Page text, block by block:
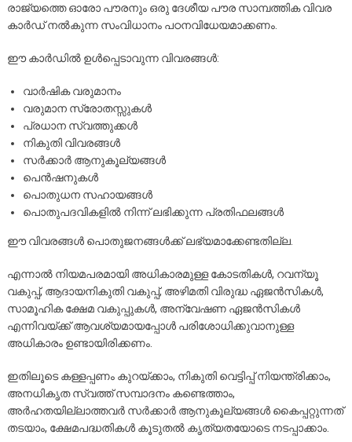
രാജ്യത്തെ ഓരോ പൗരനും ഒരു ദേശീയ പൗര സാമ്പത്തിക വിവര
കാർഡ് നൽകുന്ന സംവിധാനം പഠനവിധേയമാക്കണം.
ഈ കാർഡിൽ ഉൾപ്പെടാവുന്ന വിവരങ്ങൾ:
വാർഷിക വരുമാനം
വരുമാന സ്രോതസ്സുകൾ
പ്രധാന സ്വത്തുക്കൾ
നികുതി വിവരങ്ങൾ
സർക്കാർ ആനുകൂല്യങ്ങൾ
പെൻഷനുകൾ
പൊതുധന സഹായങ്ങൾ
പൊതുപദവികളിൽ നിന്ന് ലഭിക്കുന്ന പ്രതിഫലങ്ങൾ
ഈ വിവരങ്ങൾ പൊതുജനങ്ങൾക്ക് ലഭ്യമാക്കേണ്ടതില്ല.
എന്നാൽ നിയമപരമായി അധികാരമുള്ള കോടതികൾ, റവന്യൂ
വകുപ്പ്, ആദായനികുതി വകുപ്പ്, അഴിമതി വിരുദ്ധ ഏജൻസികൾ,
സാമൂഹിക ക്ഷേമ വകുപ്പുകൾ, അന്വേഷണ ഏജൻസികൾ
എന്നിവയ്ക്ക് ആവശ്യമായപ്പോൾ പരിശോധിക്കുവാനുള്ള
അധികാരം ഉണ്ടായിരിക്കണം.
ഇതിലൂടെ കള്ളപ്പണം കുറയ്ക്കാം, നികുതി വെട്ടിപ്പ് നിയന്ത്രിക്കാം,
അനധികൃത സ്വത്ത് സമ്പാദനം കണ്ടെത്താം,
അർഹതയില്ലാത്തവർ സർക്കാർ ആനുകൂല്യങ്ങൾ കൈപ്പറ്റുന്നത്
തടയാം, ക്ഷേമപദ്ധതികൾ കൂടുതൽ കൃത്യതയോടെ നടപ്പാക്കാം.